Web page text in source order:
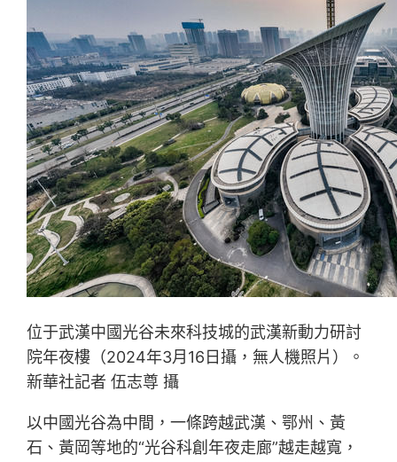
位于武漢中國光谷未來科技城的武漢新動力研討
院年夜樓（2024年3月16日攝，無人機照片）。
新華社記者 伍志尊 攝
以中國光谷為中間，一條跨越武漢、鄂州、黃
石、黃岡等地的“光谷科創年夜走廊”越走越寬，